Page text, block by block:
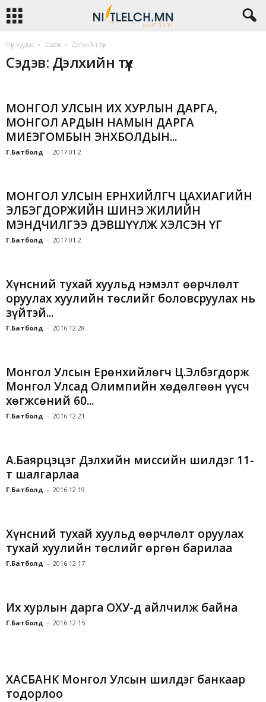
Нүүр хуудас Сэдэв Дэлхийн түүх
Сэдэв: Дэлхийн түүх
МОНГОЛ УЛСЫН ИХ ХУРЛЫН ДАРГА,
МОНГОЛ АРДЫН НАМЫН ДАРГА
МИЕЭГОМБЫН ЭНХБОЛДЫН...
Г.Батболд - 2017.01.2
МОНГОЛ УЛСЫН ЕРӨНХИЙЛӨГЧ ЦАХИАГИЙН
ЭЛБЭГДОРЖИЙН ШИНЭ ЖИЛИЙН
МЭНДЧИЛГЭЭ ДЭВШҮҮЛЖ ХЭЛСЭН ҮГ
Г.Батболд - 2017.01.2
Хүнсний тухай хуульд нэмэлт өөрчлөлт
оруулах хуулийн төслийг боловсруулах нь
зүйтэй...
Г.Батболд - 2016.12.28
Монгол Улсын Ерөнхийлөгч Ц.Элбэгдорж
Монгол Улсад Олимпийн хөдөлгөөн үүсч
хөгжсөний 60...
Г.Батболд - 2016.12.21
А.Баярцэцэг Дэлхийн миссийн шилдэг 11-
т шалгарлаа
Г.Батболд - 2016.12.19
Хүнсний тухай хуульд өөрчлөлт оруулах
тухай хуулийн төслийг өргөн барилаа
Г.Батболд - 2016.12.17
Их хурлын дарга ОХУ-д айлчилж байна
Г.Батболд - 2016.12.15
ХАСБАНК Монгол Улсын шилдэг банкаар
тодорлоо